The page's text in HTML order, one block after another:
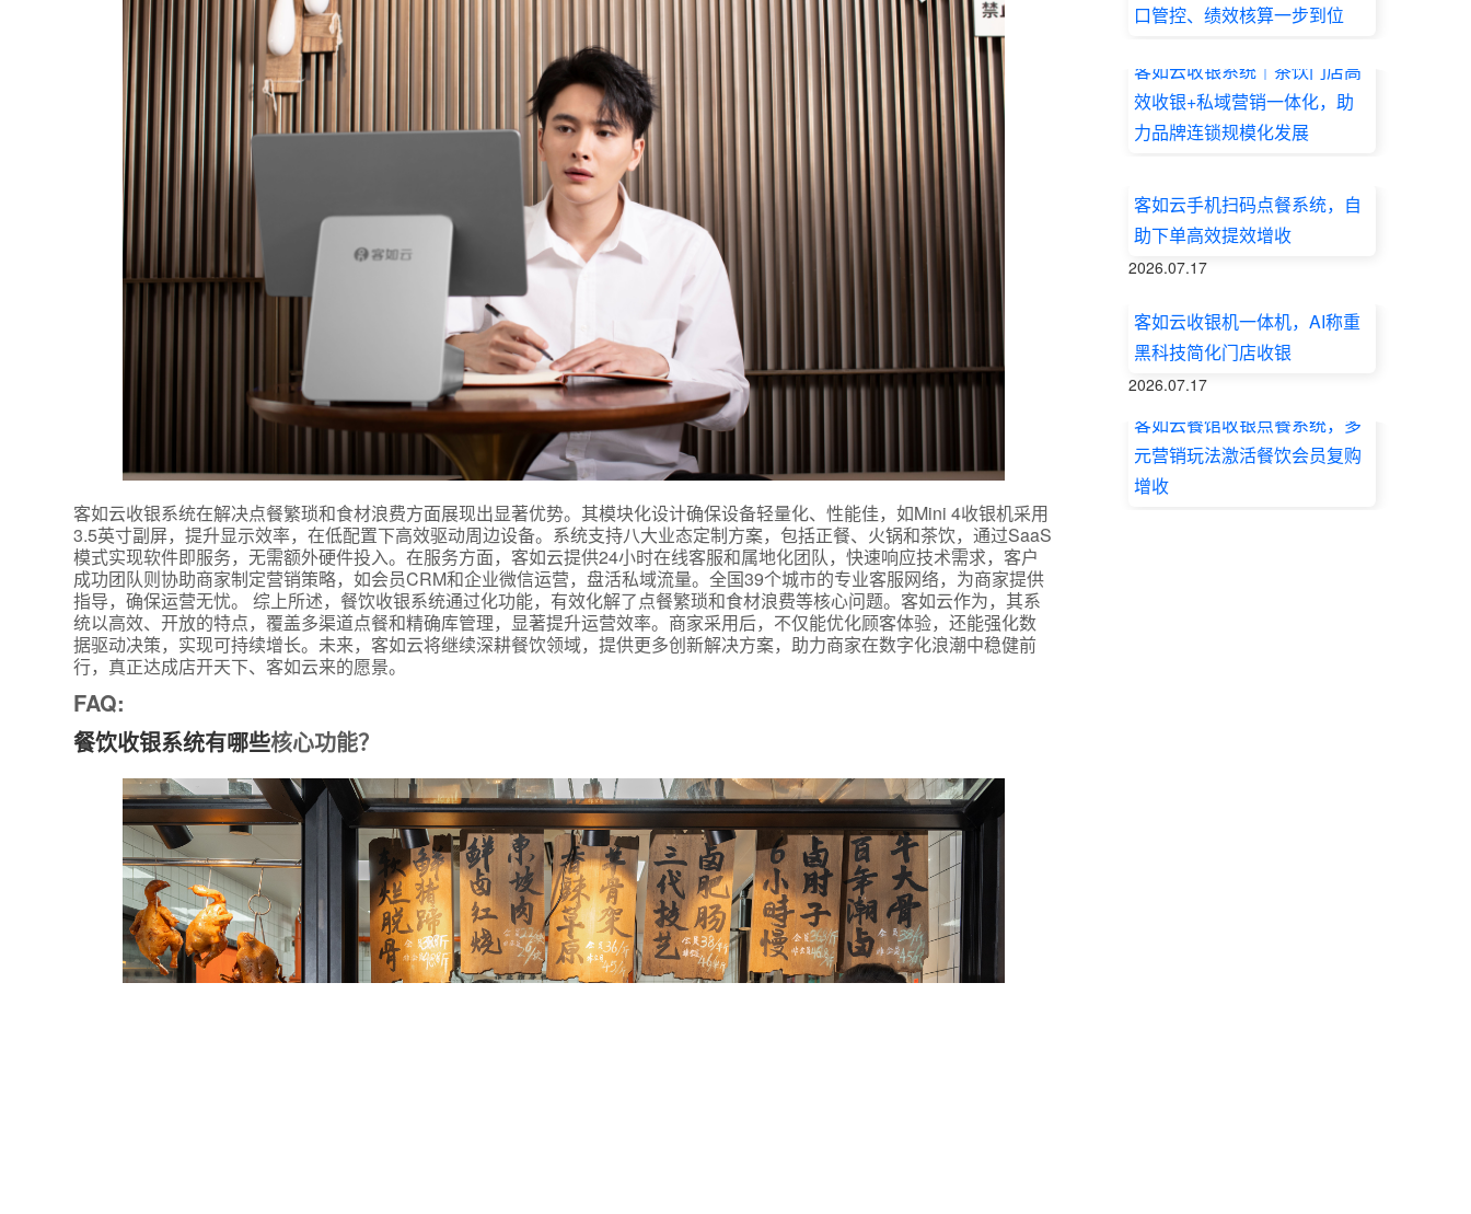
客如云收银系统在解决点餐繁琐和食材浪费方面展现出显著优势。其模块化设计确保设备轻量化、性能佳，如Mini 4收银机采用
3.5英寸副屏，提升显示效率，在低配置下高效驱动周边设备。系统支持八大业态定制方案，包括正餐、火锅和茶饮，通过SaaS
模式实现软件即服务，无需额外硬件投入。在服务方面，客如云提供24小时在线客服和属地化团队，快速响应技术需求，客户
成功团队则协助商家制定营销策略，如会员CRM和企业微信运营，盘活私域流量。全国39个城市的专业客服网络，为商家提供
指导，确保运营无忧。 综上所述，餐饮收银系统通过化功能，有效化解了点餐繁琐和食材浪费等核心问题。客如云作为，其系
统以高效、开放的特点，覆盖多渠道点餐和精确库管理，显著提升运营效率。商家采用后，不仅能优化顾客体验，还能强化数
据驱动决策，实现可持续增长。未来，客如云将继续深耕餐饮领域，提供更多创新解决方案，助力商家在数字化浪潮中稳健前
行，真正达成店开天下、客如云来的愿景。
FAQ:
餐饮收银系统有哪些核心功能？
口管控、绩效核算一步到位
客如云收银系统｜茶饮门店高
效收银+私域营销一体化，助
力品牌连锁规模化发展
客如云手机扫码点餐系统，自
助下单高效提效增收
2026.07.17
客如云收银机一体机，AI称重
黑科技简化门店收银
2026.07.17
客如云餐馆收银点餐系统，多
元营销玩法激活餐饮会员复购
增收
+86
*所属业态
*我的姓名
预约试用
我是老客户，了解最新优惠